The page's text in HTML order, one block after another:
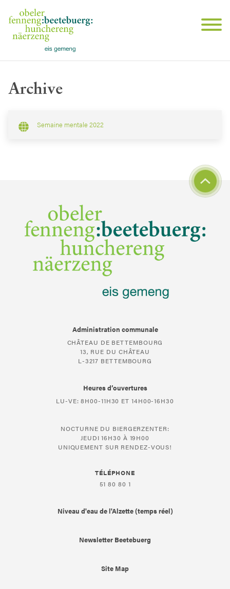
Archive
Semaine mentale 2022
Administration communale
CHÂTEAU DE BETTEMBOURG
13, RUE DU CHÂTEAU
L-3217 BETTEMBOURG
Heures d’ouvertures
LU-VE: 8H00-11H30 ET 14H00-16H30
NOCTURNE DU BIERGERZENTER:
JEUDI 16H30 À 19H00
UNIQUEMENT SUR RENDEZ-VOUS!
TÉLÉPHONE
51 80 80 1
Niveau d'eau de l'Alzette (temps réel)
Newsletter Beetebuerg
Site Map